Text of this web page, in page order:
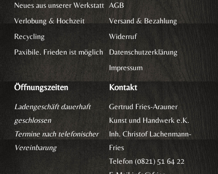
Neues aus unserer Werkstatt
Verlobung & Hochzeit
Recycling
Paxibile. Frieden ist möglich
AGB
Versand & Bezahlung
Widerruf
Datenschutzerklärung
Impressum
Öffnungszeiten
Ladengeschäft dauerhaft
geschlossen
Termine nach telefonischer
Vereinbarung
Kontakt
Gertrud Fries-Arauner
Kunst und Handwerk e.K.
Inh. Christof Lachenmann-
Fries
Telefon (0821) 51 64 22